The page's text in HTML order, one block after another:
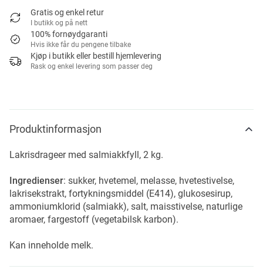
Gratis og enkel retur
I butikk og på nett
100% fornøydgaranti
Hvis ikke får du pengene tilbake
Kjøp i butikk eller bestill hjemlevering
Rask og enkel levering som passer deg
Produktinformasjon
Lakrisdrageer med salmiakkfyll, 2 kg.
Ingredienser: sukker, hvetemel, melasse, hvetestivelse,
lakrisekstrakt, fortykningsmiddel (E414), glukosesirup,
ammoniumklorid (salmiakk), salt, maisstivelse, naturlige
aromaer, fargestoff (vegetabilsk karbon).
Kan inneholde melk.